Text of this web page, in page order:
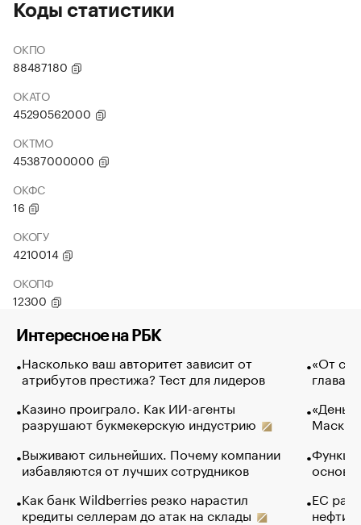
Коды статистики
ОКПО
88487180
ОКАТО
45290562000
ОКТМО
45387000000
ОКФС
16
ОКОГУ
4210014
ОКОПФ
12300
Интересное на РБК
Насколько ваш авторитет зависит от
атрибутов престижа? Тест для лидеров
Казино проиграло. Как ИИ-агенты
разрушают букмекерскую индустрию
Выживают сильнейших. Почему компании
избавляются от лучших сотрудников
Как банк Wildberries резко нарастил
кредиты селлерам до атак на склады
«От
глава
Маск в
основ
ЕС
нефти